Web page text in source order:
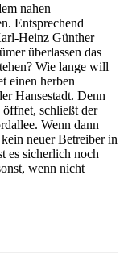
nahen
Entsprechend
Heinz Günther
überlassen das
Wie lange will
einen herben
Hansestadt. Denn
schließt der
Wenn dann
neuer Betreiber in
es sicherlich noch
wenn nicht